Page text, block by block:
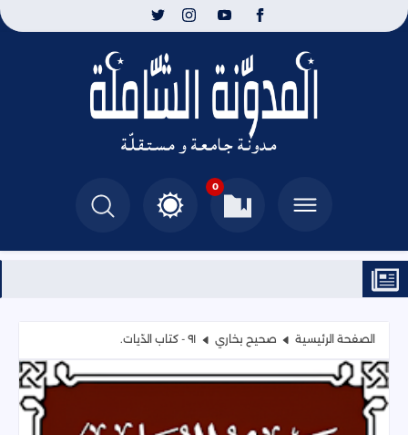
0
الصفحة الرئيسية صحيح بخاري ٩١ - كتاب الدّيات.